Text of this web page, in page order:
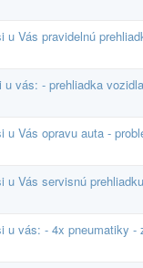
u Vás pravidelnú
u vás: - prehliadka
u Vás opravu auta -
u Vás servisnú
u vás: - 4x pneumatiky